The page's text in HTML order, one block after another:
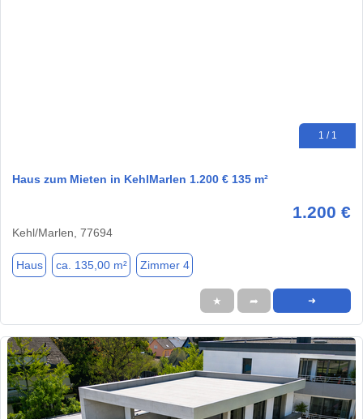
1 / 1
Haus zum Mieten in KehlMarlen 1.200 € 135 m²
1.200 €
Kehl/Marlen, 77694
Haus ca. 135,00 m² Zimmer 4
★ ➦ ➜